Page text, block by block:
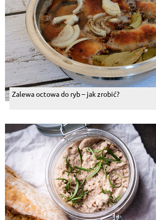
Zalewa octowa do ryb – jak zrobić?